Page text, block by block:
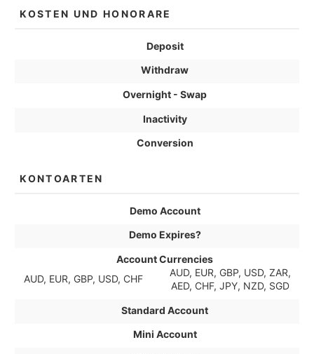
KOSTEN UND HONORARE
Deposit
Withdraw
Overnight - Swap
Inactivity
Conversion
KONTOARTEN
Demo Account
Demo Expires?
Account Currencies
AUD, EUR, GBP, USD, CHF
AUD, EUR, GBP, USD, ZAR,
AED, CHF, JPY, NZD, SGD
Standard Account
Mini Account